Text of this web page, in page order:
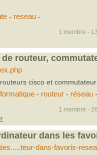
- reseau-
1 membre -
routeur,
cisco et
- routeur- réseau
1 membre -
dans les
dans-favoris-